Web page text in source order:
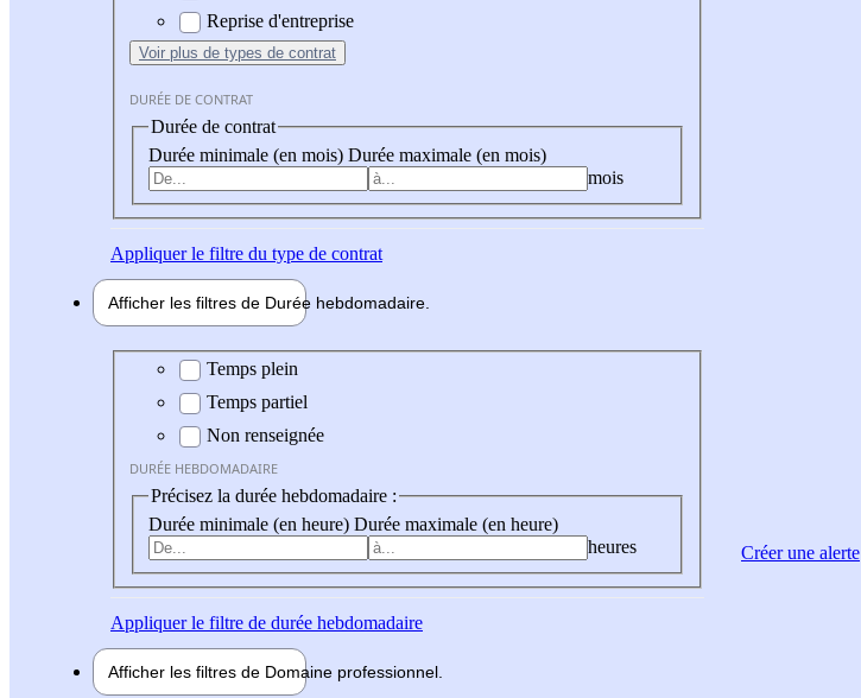
Reprise d'entreprise
Voir plus de types de contrat
DURÉE DE CONTRAT
Durée de contrat
Durée minimale (en mois) Durée maximale (en mois)
mois
Appliquerle filtre du type de contrat
Afficher les filtres de Durée hebdomadaire
Durée hebdomadaire
Temps plein
Temps partiel
Non renseignée
DURÉE HEBDOMADAIRE
Précisez la durée hebdomadaire :
Durée minimale (en heure) Durée maximale (en heure)
heures
Appliquerle filtre de durée hebdomadaire
Afficher les filtres de Domaine professionnel
Créer une alerte